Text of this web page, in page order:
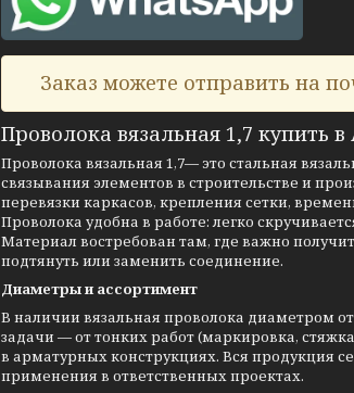
Заказ можете отправить на
Проволока вязальная 1,7 купить
Проволока вязальная 1,7— это стальная
связывания элементов в строительстве и
перевязки каркасов, крепления сетки,
Проволока удобна в работе: легко
Материал востребован там, где важно
подтянуть или заменить соединение.
Диаметры и ассортимент
В наличии вязальная проволока диаметром
задачи — от тонких работ (маркировка,
в арматурных конструкциях. Вся продукция
применения в ответственных проектах.